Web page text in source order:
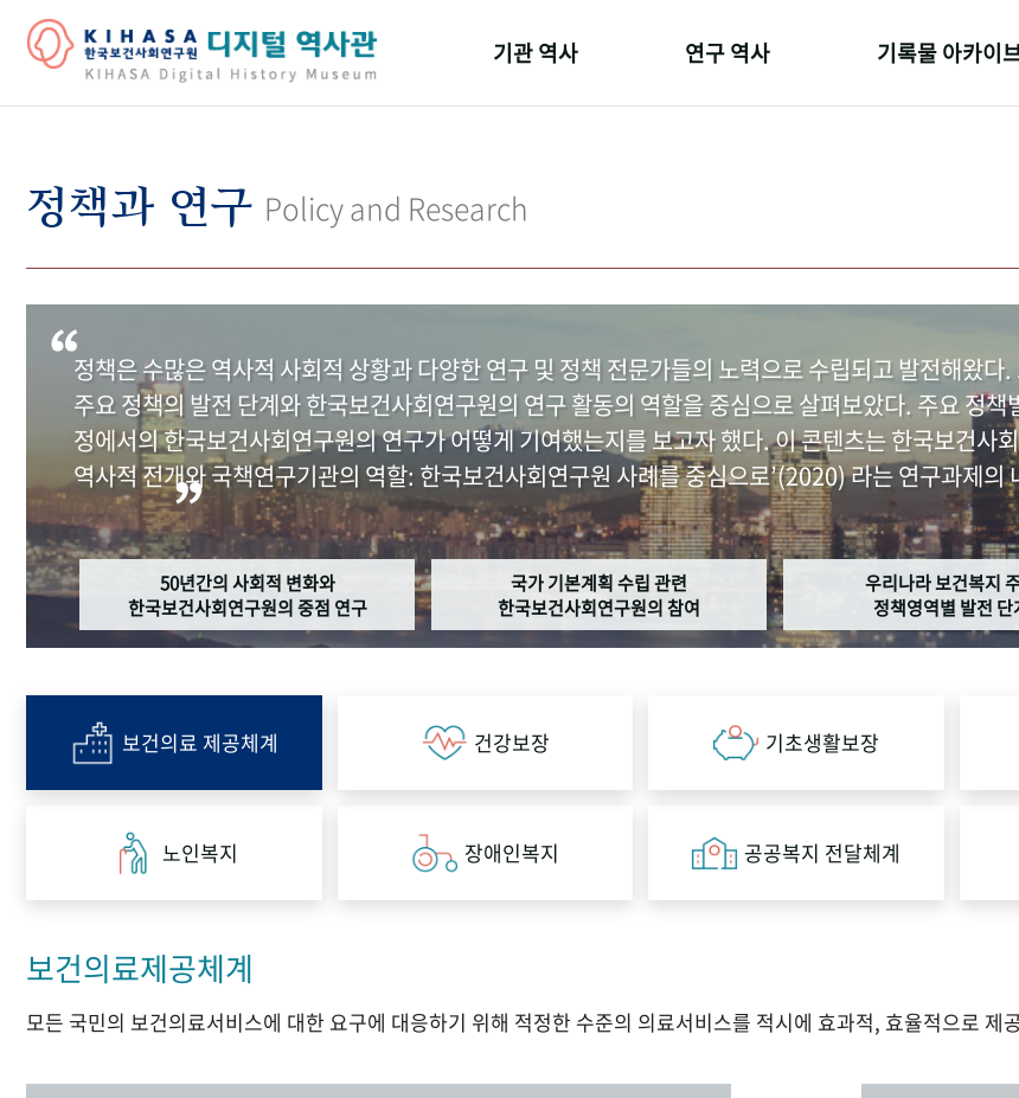
기관 역사
기관 변천사
연구 역사 기록물 아카이
정책과 연구 Policy and Research
정책은 수많은 역사적 사회적 상황과 다양한 연구 및 정책 전문가들의 노력으로 수립되고 발전해왔
주요 정책의 발전 단계와 한국보건사회연구원의 연구 활동의 역할을 중심으로 살펴보았다. 주요 정
정에서의 한국보건사회연구원의 연구가 어떻게 기여했는지를 보고자 했다. 이 콘텐츠는 한국보건사
역사적 전개와 국책연구기관의 역할: 한국보건사회연구원 사례를 중심으로’(2020) 라는 연구과제의
50년간의 사회적 변화와
한국보건사회연구원의 중점 연구
국가 기본계획 수립 관련
한국보건사회연구원의 참여
우리나라 보건복지
정책영역별 발전 단
보건의료 제공체계 건강보장 기초생활보장
노인복지 장애인복지 공공복지 전달체계
보건의료제공체계
모든 국민의 보건의료서비스에 대한 요구에 대응하기 위해 적정한 수준의 의료서비스를 적시에 효과적, 효율적으로 제